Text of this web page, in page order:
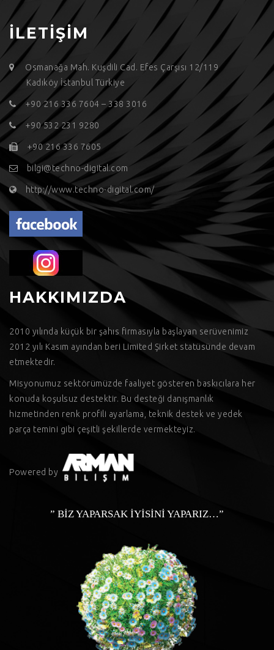
İLETİŞİM
Osmanağa Mah. Kuşdili Cad. Efes Çarşısı 12/119
Kadıköy İstanbul Türkiye
+90 216 336 7604 – 338 3016
+90 532 231 9280
+90 216 336 7605
bilgi@techno-digital.com
http://www.techno-digital.com/
HAKKIMIZDA
2010 yılında küçük bir şahıs firmasıyla başlayan serüvenimiz
2012 yılı Kasım ayından beri Limited Şirket statüsünde devam
etmektedir.
Misyonumuz sektörümüzde faaliyet gösteren baskıcılara her
konuda koşulsuz destektir. Bu desteği danışmanlık
hizmetinden renk profili ayarlama, teknik destek ve yedek
parça temini gibi çeşitli şekillerde vermekteyiz.
Powered by
” BİZ YAPARSAK İYİSİNİ YAPARIZ…”